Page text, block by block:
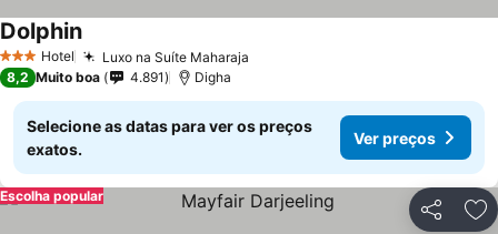
3 EstrelasHotel Luxo na Suíte Maharaja
Dolphin
8,2 Muito boa 4.891 Digha
Selecione as datas para ver os preços
exatos.
Ver preços
Partilhar
Escolha popular